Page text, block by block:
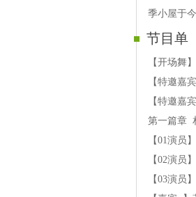
季小屋于
节目单
【开场
【特邀
【特邀
第一篇章
【01演
【02演
【03演